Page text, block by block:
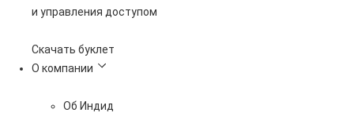
и управления доступом
Скачать буклет
О компании
Об Индид